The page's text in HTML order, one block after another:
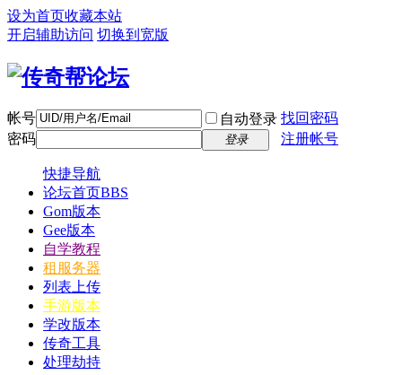
设为首页收藏本站
开启辅助访问 切换到宽版
帐号 自动登录 找回密码
密码
登录 注册帐号
快捷导航
论坛首页BBS
Gom版本
Gee版本
自学教程
租服务器
列表上传
手游版本
学改版本
传奇工具
处理劫持